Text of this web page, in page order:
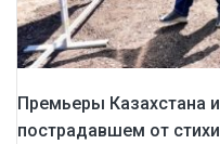
Премьеры Казахстана
пострадавшем от